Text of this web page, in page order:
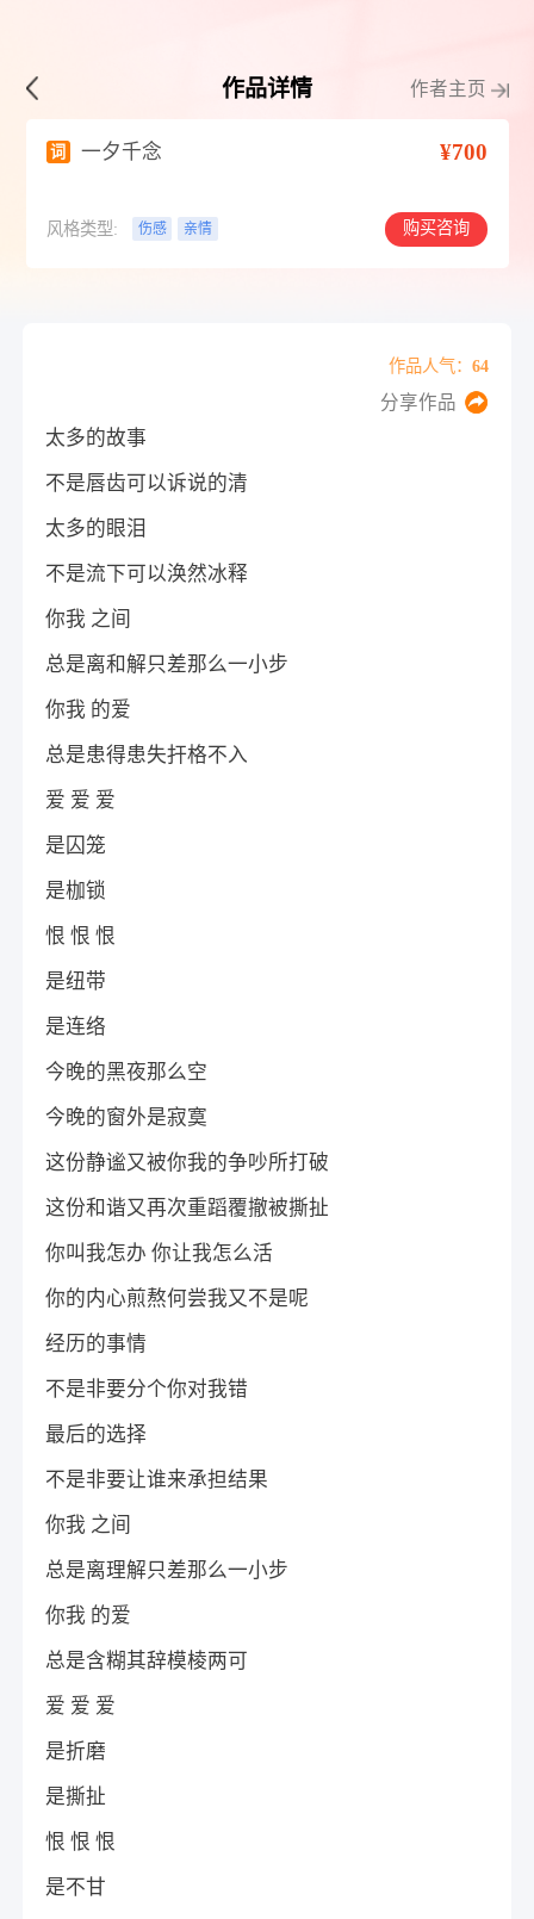
作品详情 作者主页
词 一夕千念 ¥700
风格类型: 伤感 亲情 购买咨询
作品人气：64
分享作品
太多的故事
不是唇齿可以诉说的清
太多的眼泪
不是流下可以涣然冰释
你我 之间
总是离和解只差那么一小步
你我 的爱
总是患得患失扞格不入
爱 爱 爱
是囚笼
是枷锁
恨 恨 恨
是纽带
是连络
今晚的黑夜那么空
今晚的窗外是寂寞
这份静谧又被你我的争吵所打破
这份和谐又再次重蹈覆撤被撕扯
你叫我怎办 你让我怎么活
你的内心煎熬何尝我又不是呢
经历的事情
不是非要分个你对我错
最后的选择
不是非要让谁来承担结果
你我 之间
总是离理解只差那么一小步
你我 的爱
总是含糊其辞模棱两可
爱 爱 爱
是折磨
是撕扯
恨 恨 恨
是不甘